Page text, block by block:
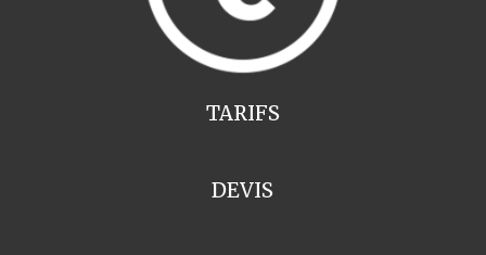
TARIFS
DEVIS